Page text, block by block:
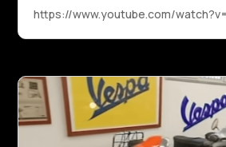
https://www.youtube.com/